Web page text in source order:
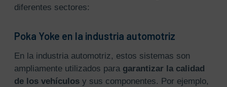
diferentes sectores:
Poka Yoke en la industria automotriz
En la industria automotriz, estos sistemas son
ampliamente utilizados para garantizar la calidad
de los vehículosy sus componentes. Por ejemplo,